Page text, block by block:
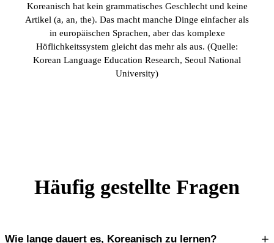
Koreanisch hat kein grammatisches Geschlecht und keine
Artikel (a, an, the). Das macht manche Dinge einfacher als
in europäischen Sprachen, aber das komplexe
Höflichkeitssystem gleicht das mehr als aus. (Quelle:
Korean Language Education Research, Seoul National
University)
Häufig gestellte Fragen
Wie lange dauert es, Koreanisch zu lernen? +